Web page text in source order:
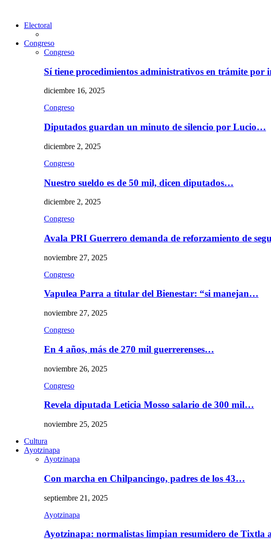
Electoral
Congreso
Congreso
Sí tiene procedimientos administrativos en trámite
diciembre 16, 2025
Congreso
Diputados guardan un minuto de silencio por Lucio…
diciembre 2, 2025
Congreso
Nuestro sueldo es de 50 mil, dicen diputados…
diciembre 2, 2025
Congreso
Avala PRI Guerrero demanda de reforzamiento de
noviembre 27, 2025
Congreso
Vapulea Parra a titular del Bienestar: “si manejan…
noviembre 27, 2025
Congreso
En 4 años, más de 270 mil guerrerenses…
noviembre 26, 2025
Congreso
Revela diputada Leticia Mosso salario de 300 mil…
noviembre 25, 2025
Cultura
Ayotzinapa
Ayotzinapa
Con marcha en Chilpancingo, padres de los 43…
septiembre 21, 2025
Ayotzinapa
Ayotzinapa: normalistas limpian resumidero de Tixtla